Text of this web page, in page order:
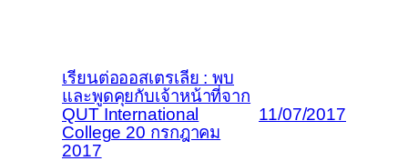
เรียนต่อออสเตรเลีย : พบ
และพูดคุยกับเจ้าหน้าที่จาก
QUT International
College 20 กรกฎาคม
2017
11/07/2017